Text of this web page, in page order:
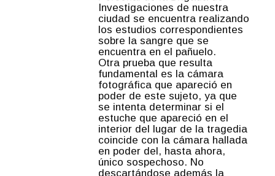
Investigaciones de nuestra
ciudad se encuentra realizando
los estudios correspondientes
sobre la sangre que se
encuentra en el pañuelo.
Otra prueba que resulta
fundamental es la cámara
fotográfica que apareció en
poder de este sujeto, ya que
se intenta determinar si el
estuche que apareció en el
interior del lugar de la tragedia
coincide con la cámara hallada
en poder del, hasta ahora,
único sospechoso. No
descartándose además la